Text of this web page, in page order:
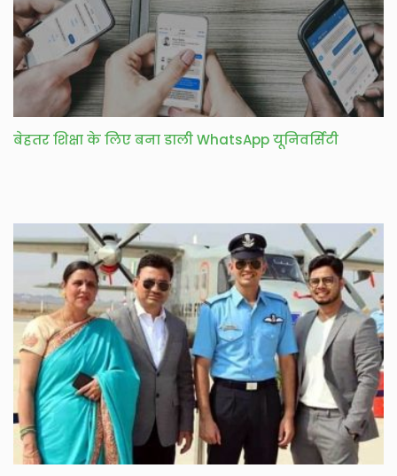
बेहतर शिक्षा के लिए बना डाली WhatsApp यूनिवर्सिटी